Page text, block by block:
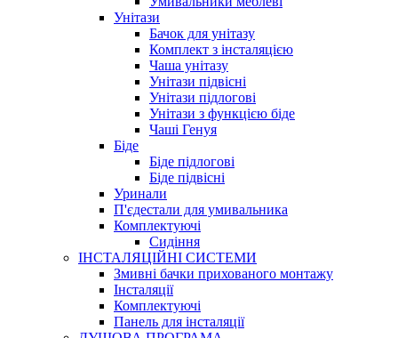
Унітази
Бачок для унітазу
Комплект з інсталяцією
Чаша унітазу
Унітази підвісні
Унітази підлогові
Унітази з функцією біде
Чаші Генуя
Біде
Біде підлогові
Біде підвісні
Уринали
П'єдестали для умивальника
Комплектуючі
Сидіння
ІНСТАЛЯЦІЙНІ СИСТЕМИ
Змивні бачки прихованого монтажу
Інсталяції
Комплектуючі
Панель для інсталяції